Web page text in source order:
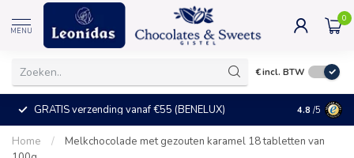
MENU
0
€incl. BTW
GRATIS verzending vanaf €55 (BENELUX) +25°C =
4.8 /5
Home /
Melkchocolade met gezouten karamel 18 tabletten van